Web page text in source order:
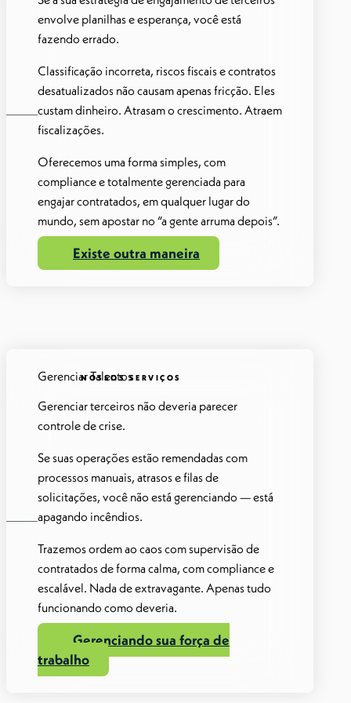
envolve planilhas e esperança, você está
fazendo errado.
Classificação incorreta, riscos fiscais e contratos
desatualizados não causam apenas fricção. Eles
custam dinheiro. Atrasam o crescimento. Atraem
fiscalizações.
Oferecemos uma forma simples, com
compliance e totalmente gerenciada para
engajar contratados, em qualquer lugar do
mundo, sem apostar no “a gente arruma depois”.
Existe outra maneira
NOSSOS SERVIÇOS
Gerenciar Talentos
Gerenciar terceiros não deveria parecer
controle de crise.
Se suas operações estão remendadas com
processos manuais, atrasos e filas de
solicitações, você não está gerenciando — está
apagando incêndios.
Trazemos ordem ao caos com supervisão de
contratados de forma calma, com compliance e
escalável. Nada de extravagante. Apenas tudo
funcionando como deveria.
Gerenciando sua força de
trabalho